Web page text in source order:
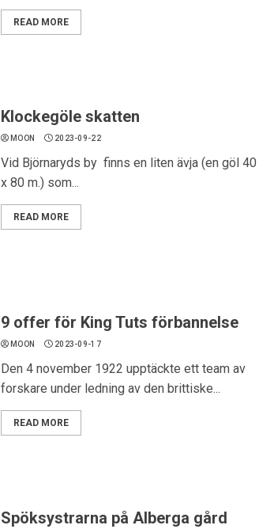
READ MORE
Klockegöle skatten
MOON 2023-09-22
Vid Björnaryds by finns en liten ävja (en göl 40
x 80 m.) som...
READ MORE
9 offer för King Tuts förbannelse
MOON 2023-09-17
Den 4 november 1922 upptäckte ett team av
forskare under ledning av den brittiske...
READ MORE
Spöksystrarna på Alberga gård